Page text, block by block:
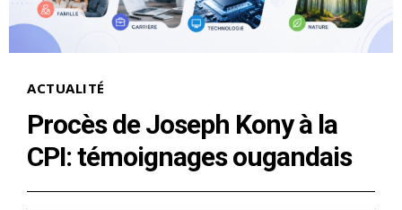
ACTUALITÉ
Procès de Joseph Kony à la
CPI: témoignages ougandais